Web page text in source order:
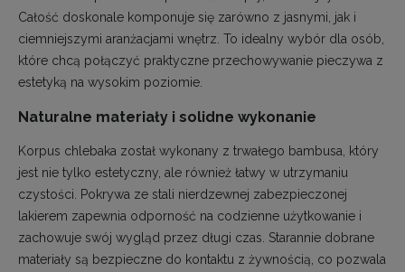
Całość doskonale komponuje się zarówno z jasnymi, jak i
ciemniejszymi aranżacjami wnętrz. To idealny wybór dla osób,
które chcą połączyć praktyczne przechowywanie pieczywa z
estetyką na wysokim poziomie.
Naturalne materiały i solidne wykonanie
Korpus chlebaka został wykonany z trwałego bambusa, który
jest nie tylko estetyczny, ale również łatwy w utrzymaniu
czystości. Pokrywa ze stali nierdzewnej zabezpieczonej
lakierem zapewnia odporność na codzienne użytkowanie i
zachowuje swój wygląd przez długi czas. Starannie dobrane
materiały są bezpieczne do kontaktu z żywnością, co pozwala